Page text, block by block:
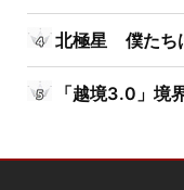
北極星 僕たち
「越境3.0」境